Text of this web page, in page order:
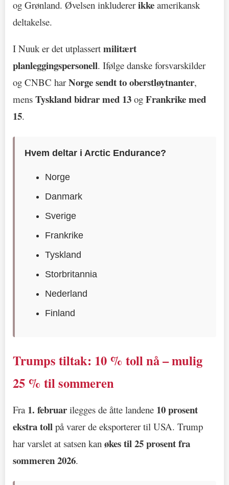
og Grønland. Øvelsen inkludererikke amerikansk
deltakelse.
I Nuuk er det utplassert militært
planleggingspersonell. Ifølge danske forsvarskilder
og CNBC harNorge sendt to oberstløytnanter,
mens Tyskland bidrar med 13 og Frankrike med
15.
Hvem deltar i Arctic Endurance?
Norge
Danmark
Sverige
Frankrike
Tyskland
Storbritannia
Nederland
Finland
Trumps tiltak: 10 % toll nå – mulig
25 % til sommeren
Fra 1. februar ilegges de åtte landene 10 prosent
ekstra toll på varer de eksporterer til USA. Trump
har varslet at satsen kan økes til 25 prosent fra
sommeren 2026.